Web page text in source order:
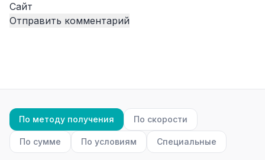
Сайт
По методу получения По скорости
По сумме По условиям Специальные